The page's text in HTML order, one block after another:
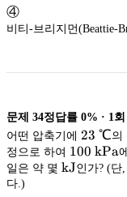
④
비티-브리지먼(Beattie-
문제 34정답률 0% · 1 회
어떤 압축기에 23\
℃
23 ℃의
정으로 하여 100\
kPa
100 kPa
일은 약 몇 kJ인가? (단